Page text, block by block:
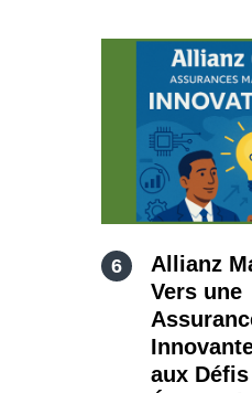
Allianz
Vers une
aux Défis